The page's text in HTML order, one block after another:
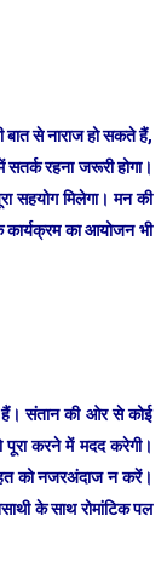
बात से नाराज हो सकते हैं,
रहना जरूरी होगा।
सहयोग मिलेगा। मन की
कार्यक्रम का आयोजन भी
संतान की ओर से कोई
करने में मदद करेगी।
को नजरअंदाज न करें।
के साथ रोमांटिक पल